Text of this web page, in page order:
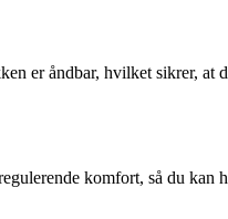
er åndbar, hvilket sikrer, at
komfort, så du kan